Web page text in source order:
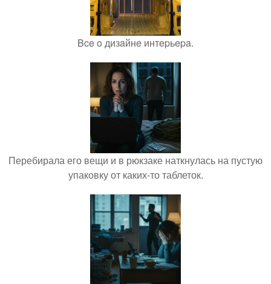
Bce o дизaйнe интepьepa.
Перебирала его вещи и в рюкзаке наткнулась на пустую
упаковку от каких-то таблеток.